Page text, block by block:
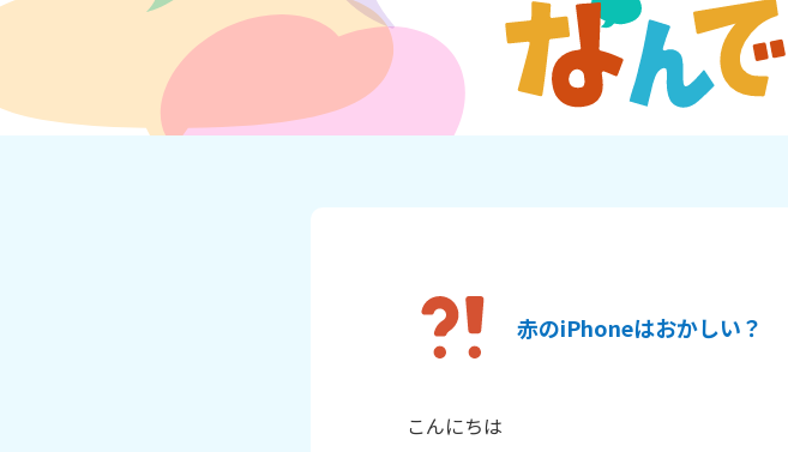
赤のiPhoneはおかしい？
こんにちは